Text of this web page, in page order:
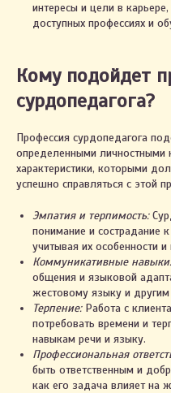
интересы и цели в
доступных профессиях и
Кому подойдет
сурдопедагога?
Профессия сурдопедагога
определенными личностными
характеристики, которыми
успешно справляться с этой
Эмпатия и терпимость:
понимание и сострадание
учитывая их особенности и
Коммуникативные
общения и языковой
жестовому языку и
Терпение: Работа с
потребовать времени и
навыкам речи и языку.
Профессиональная
быть ответственным и
как его задача влияет на